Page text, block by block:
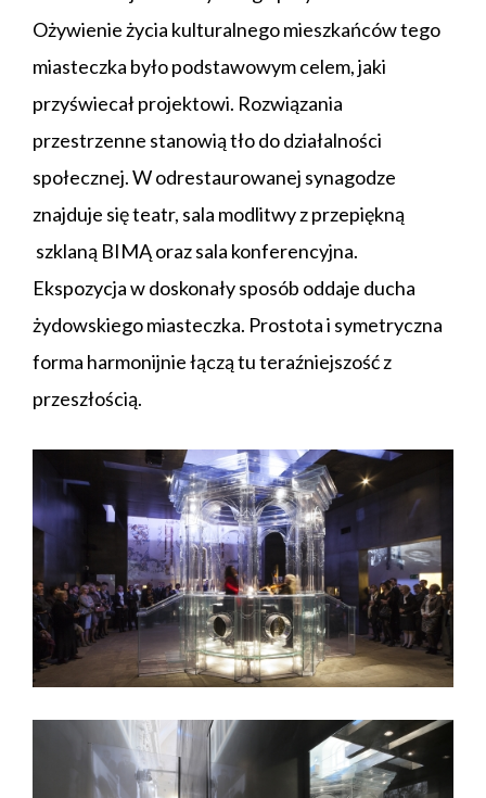
Ożywienie życia kulturalnego mieszkańców tego
miasteczka było podstawowym celem, jaki
przyświecał projektowi. Rozwiązania
przestrzenne stanowią tło do działalności
społecznej. W odrestaurowanej synagodze
znajduje się teatr, sala modlitwy z przepiękną
szklaną BIMĄ oraz sala konferencyjna.
Ekspozycja w doskonały sposób oddaje ducha
żydowskiego miasteczka. Prostota i symetryczna
forma harmonijnie łączą tu teraźniejszość z
przeszłością.